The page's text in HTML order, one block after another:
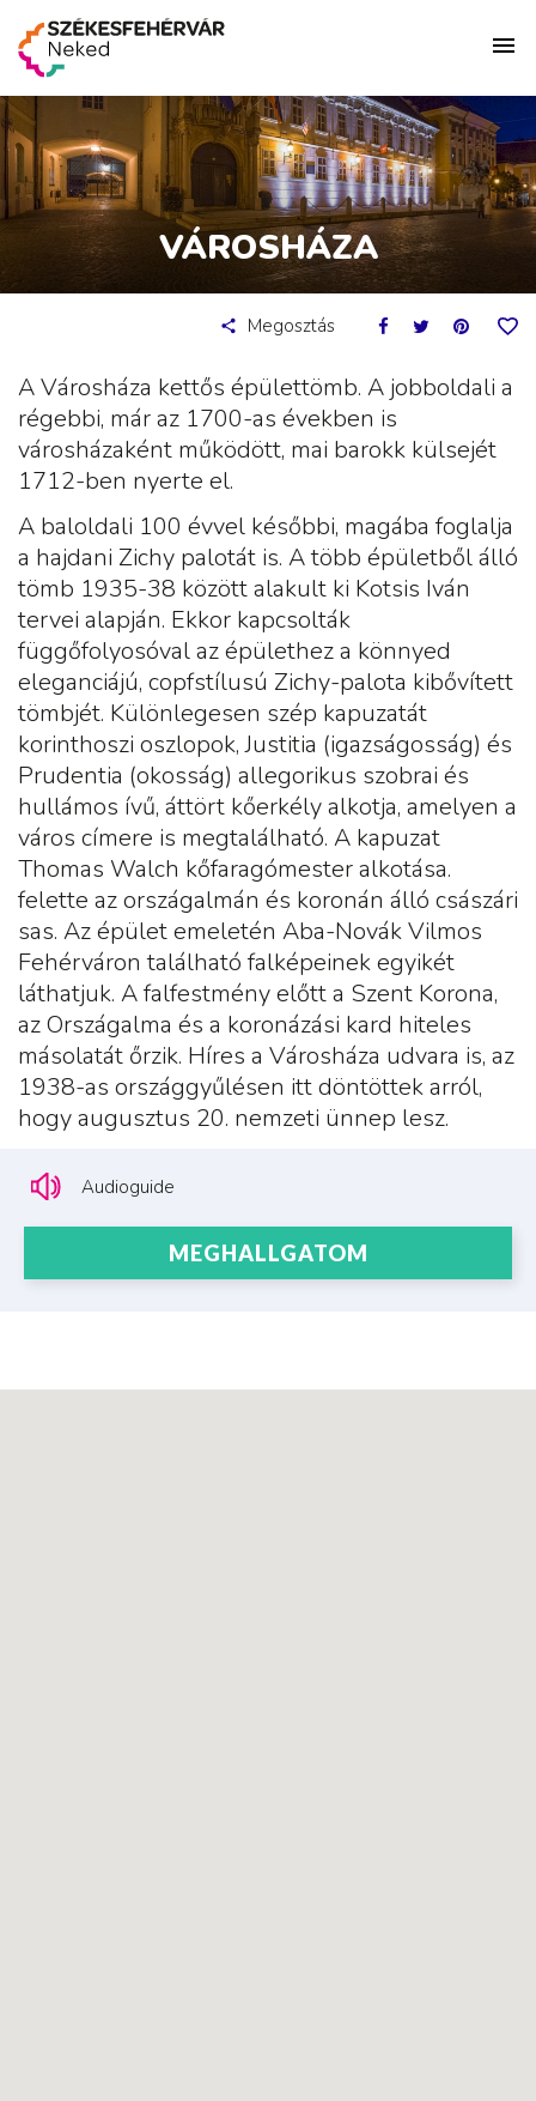
VÁROSHÁZA
Megosztás
A Városháza kettős épülettömb. A jobboldali a
régebbi, már az 1700-as években is
városházaként működött, mai barokk külsejét
1712-ben nyerte el.
A baloldali 100 évvel későbbi, magába foglalja
a hajdani Zichy palotát is. A több épületből álló
tömb 1935-38 között alakult ki Kotsis Iván
tervei alapján. Ekkor kapcsolták
függőfolyosóval az épülethez a könnyed
eleganciájú, copfstílusú Zichy-palota kibővített
tömbjét. Különlegesen szép kapuzatát
korinthoszi oszlopok, Justitia (igazságosság) és
Prudentia (okosság) allegorikus szobrai és
hullámos ívű, áttört kőerkély alkotja, amelyen a
város címere is megtalálható. A kapuzat
Thomas Walch kőfaragómester alkotása.
felette az országalmán és koronán álló császári
sas. Az épület emeletén Aba-Novák Vilmos
Fehérváron található falképeinek egyikét
láthatjuk. A falfestmény előtt a Szent Korona,
az Országalma és a koronázási kard hiteles
másolatát őrzik. Híres a Városháza udvara is, az
1938-as országgyűlésen itt döntöttek arról,
hogy augusztus 20. nemzeti ünnep lesz.
Audioguide
MEGHALLGATOM